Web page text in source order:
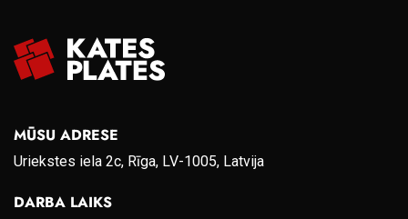
MŪSU ADRESE
Uriekstes iela 2c, Rīga, LV-1005, Latvija
DARBA LAIKS